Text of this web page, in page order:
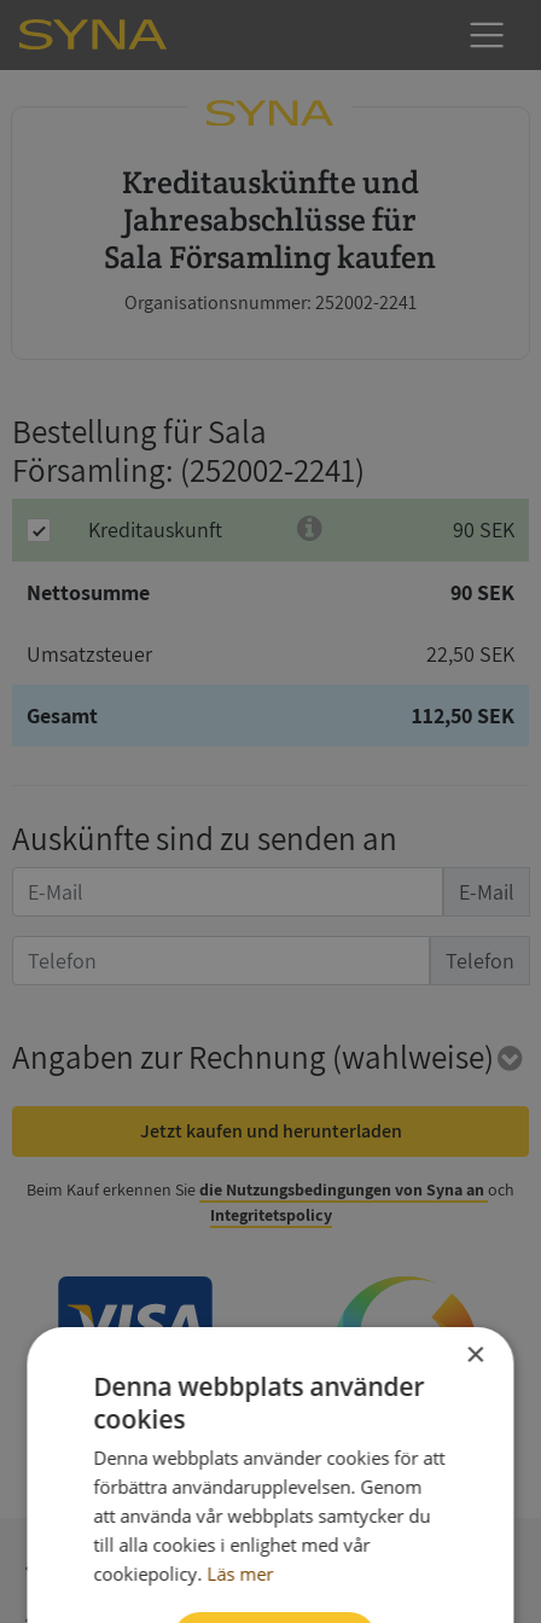
Kreditauskünfte und
Jahresabschlüsse für
Sala Församling kaufen
Organisationsnummer: 252002-2241
Bestellung für Sala
Församling: (252002-2241)
Kreditauskunft 90 SEK
Nettosumme 90 SEK
Umsatzsteuer 22,50 SEK
Gesamt 112,50 SEK
Auskünfte sind zu senden an
E-Mail
Telefon
Angaben zur Rechnung (wahlweise)
Jetzt kaufen und herunterladen
Beim Kauf erkennen Siedie Nutzungsbedingungen von Syna an och
Integritetspolicy
Sichere Bezahlung mit stripe
×
Denna webbplats använder
cookies
Denna webbplats använder cookies för att
förbättra användarupplevelsen. Genom
att använda vår webbplats samtycker du
till alla cookies i enlighet med vår
cookiepolicy. Läs mer